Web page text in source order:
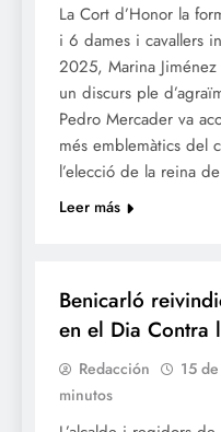
La Cort d’Honor la
i 6 dames i cavallers
2025, Marina
un discurs ple
Pedro Mercader va
més emblemàtics del
l’elecció de la reina
Leer más
Benicarló
en el Dia Contra
Redacción 15
minutos